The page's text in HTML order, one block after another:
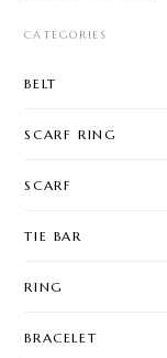
CATEGORIES
BELT
SCARF RING
SCARF
TIE BAR
RING
BRACELET